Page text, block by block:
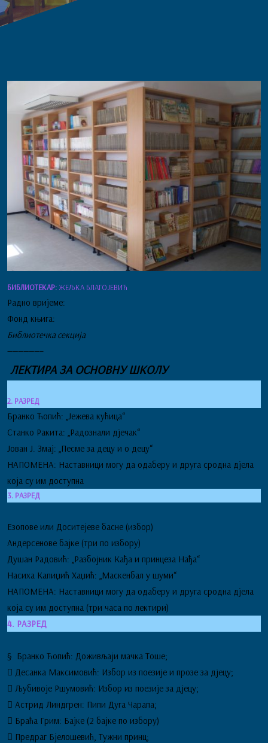
БИБЛИОТЕКАР: ЖЕЉКА БЛАГОЈЕВИЋ
Радно вријеме:
Фонд књига:
Библиотечка секција
——————–
ЛЕКТИРА ЗА ОСНОВНУ ШКОЛУ
2. РАЗРЕД
Бранко Ћопић: „Јежева кућица“
Станко Ракита: „Радознали дјечак“
Јован Ј. Змај: „Песме за децу и о децу“
НАПОМЕНА: Наставници могу да одаберу и друга сродна дјела
која су им доступна
3. РАЗРЕД
Езопове или Доситејеве басне (избор)
Андерсенове бајке (три по избору)
Душан Радовић: „Разбојник Кађа и принцеза Нађа“
Насиха Капиџић Хаџић: „Маскенбал у шуми“
НАПОМЕНА: Наставници могу да одаберу и друга сродна дјела
која су им доступна (три часа по лектири)
4. РАЗРЕД
§ Бранко Ћопић: Доживљаји мачка Тоше;
 Десанка Максимовић: Избор из поезије и прозе за дјецу;
 Љубивоје Ршумовић: Избор из поезије за дјецу;
 Астрид Линдгрен: Пипи Дуга Чарапа;
 Браћа Грим: Бајке (2 бајке по избору)
 Предраг Бјелошевић, Тужни принц;